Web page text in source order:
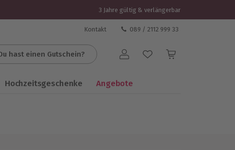
3 Jahre gültig & verlängerbar
Kontakt 089 / 2112 999 33
hast einen Gutschein? Benutzerkonto
Hochzeitsgeschenke Angebote